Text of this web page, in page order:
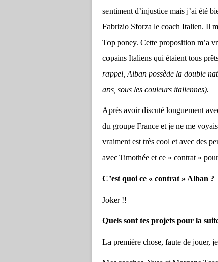
sentiment d’injustice mais j’ai été
Fabrizio Sforza le coach Italien. Il
Top poney. Cette proposition m’a
copains Italiens qui étaient tous
rappel, Alban possède la double
ans, sous les couleurs italiennes).
Après avoir discuté longuement
du groupe France et je ne me
vraiment est très cool et avec des
avec Timothée et ce « contrat »
C’est quoi ce « contrat » Alban ?
Joker !!
Quels sont tes projets pour la
La première chose, faute de jouer,